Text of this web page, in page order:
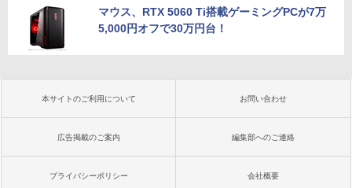
マウス、RTX 5060 Ti搭載ゲーミングPCが7万
5,000円オフで30万円台！
本サイトのご利用について お問い合わせ
広告掲載のご案内 編集部へのご連絡
プライバシーポリシー 会社概要